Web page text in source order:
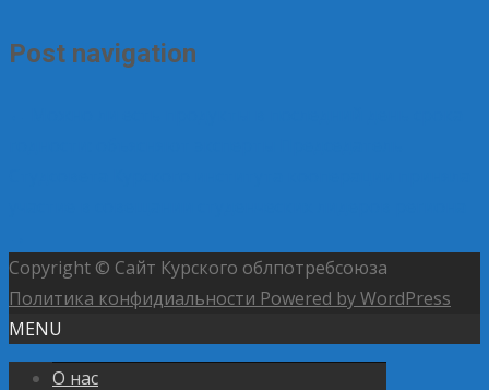
Post navigation
Copyright © Сайт Курского облпотребсоюза
Политика конфидиальности Powered by WordPress
MENU
О нас